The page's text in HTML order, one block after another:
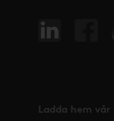
Ladda hem